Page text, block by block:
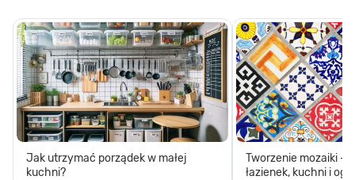
Jak utrzymać porządek w małej
kuchni?
Tworzenie mozaiki -
łazienek, kuchni i